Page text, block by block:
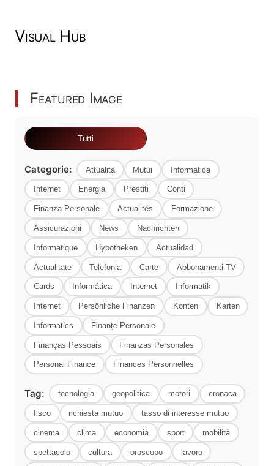
Visual Hub
Featured Image
Tutti
Categorie: Attualità Mutui Informatica
Internet Energia Prestiti Conti
Finanza Personale Actualités Formazione
Assicurazioni News Nachrichten
Informatique Hypotheken Actualidad
Actualitate Telefonia Carte Abbonamenti TV
Cards Informática Internet Informatik
Internet Persönliche Finanzen Konten Karten
Informatics Finanțe Personale
Finanças Pessoais Finanzas Personales
Personal Finance Finances Personnelles
Tag: tecnologia geopolitica motori cronaca
fisco richiesta mutuo tasso di interesse mutuo
cinema clima economia sport mobilità
spettacolo cultura oroscopo lavoro